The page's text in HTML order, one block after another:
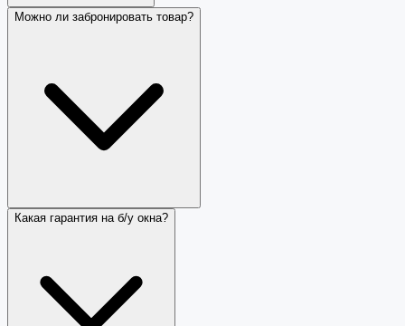
Можно ли забронировать товар?
Какая гарантия на б/у окна?